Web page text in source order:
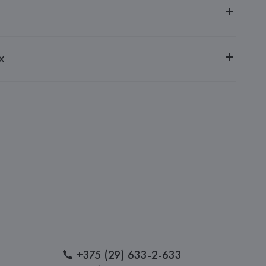
г. Минск, ул. Немига, 5, пом. 39
+375 (29) 633-2-633